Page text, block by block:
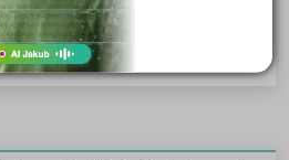
Tyrolské elegie